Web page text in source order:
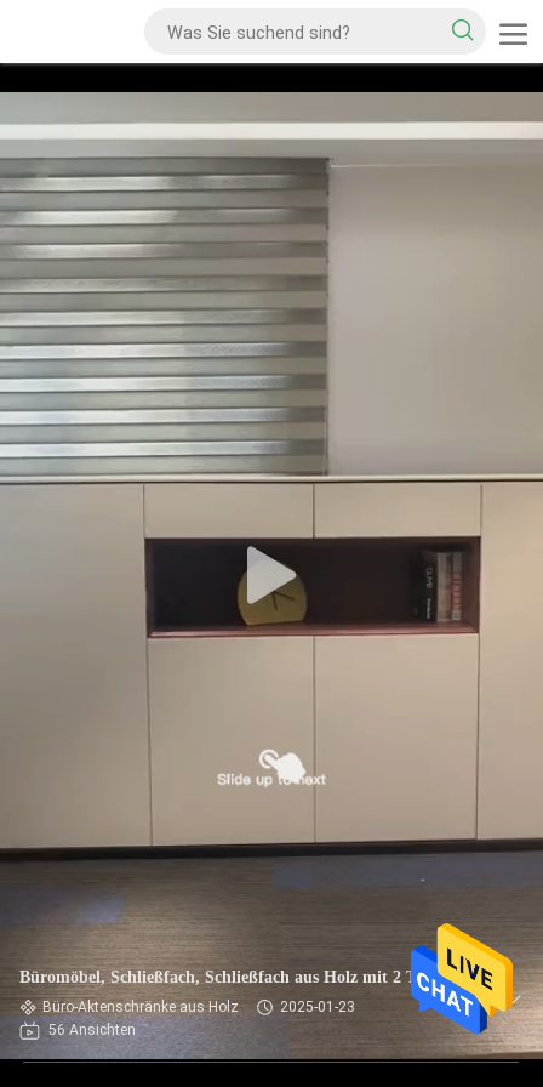
Büromöbel, Schließfach, Schließfach aus Holz mit 2 Türen
Büro-Aktenschränke aus Holz
2025-01-23
56 Ansichten